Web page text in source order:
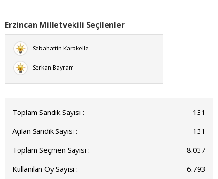
Erzincan Milletvekili Seçilenler
Sebahattin Karakelle
Serkan Bayram
Toplam Sandık Sayısı :
131
Açılan Sandık Sayısı :
131
Toplam Seçmen Sayısı :
8.037
Kullanılan Oy Sayısı :
6.793